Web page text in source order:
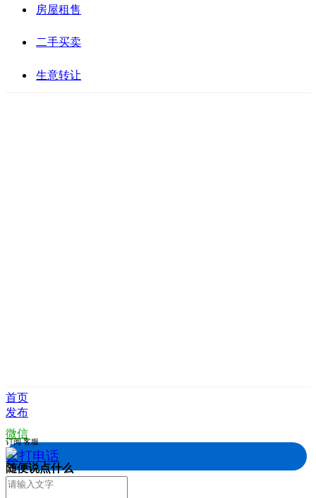
房屋租售
二手买卖
生意转让
首页
发布
微信
拨打电话
订阅 客服
随便说点什么